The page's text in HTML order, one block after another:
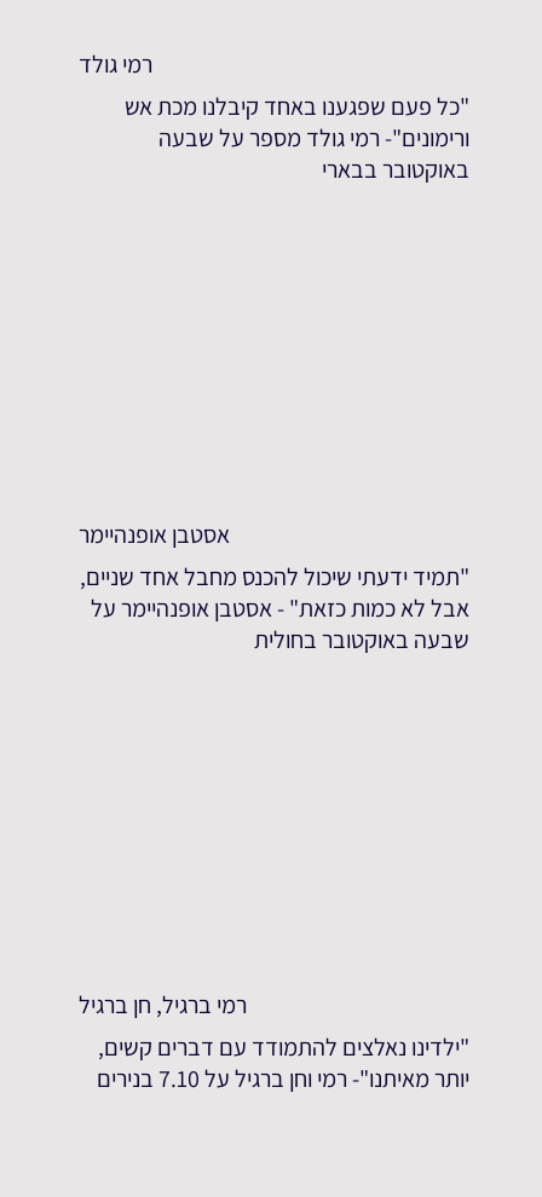
רמי גולד
"כל פעם שפגענו באחד קיבלנו מכת אש
ורימונים"- רמי גולד מספר על שבעה
באוקטובר בבארי
אסטבן אופנהיימר
"תמיד ידעתי שיכול להכנס מחבל אחד שניים,
אבל לא כמות כזאת" - אסטבן אופנהיימר על
שבעה באוקטובר בחולית
רמי ברגיל, חן ברגיל
"ילדינו נאלצים להתמודד עם דברים קשים,
יותר מאיתנו"- רמי וחן ברגיל על 7.10 בנירים